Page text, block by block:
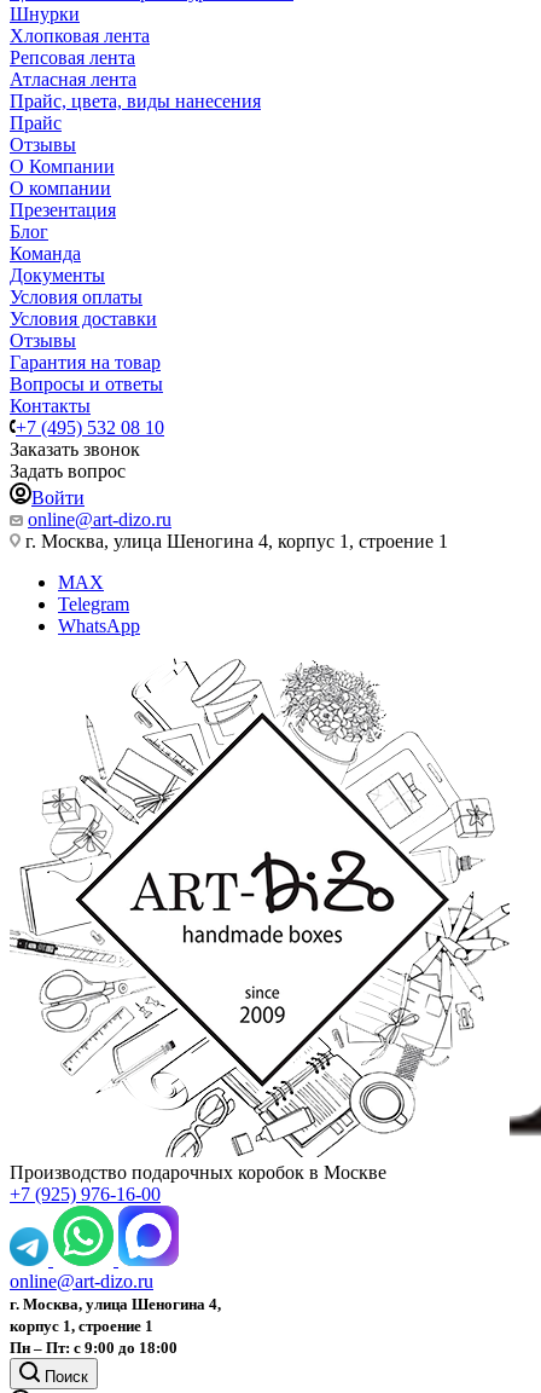
Шнурки
Хлопковая лента
Репсовая лента
Атласная лента
Прайс, цвета, виды нанесения
Прайс
Отзывы
О Компании
О компании
Презентация
Блог
Команда
Документы
Условия оплаты
Условия доставки
Отзывы
Гарантия на товар
Вопросы и ответы
Контакты
+7 (495) 532 08 10
Заказать звонок
Задать вопрос
Войти
online@art-dizo.ru
г. Москва, улица Шеногина 4, корпус 1, строение 1
MAX
Telegram
WhatsApp
Производство подарочных коробок в Москве
+7 (925) 976-16-00
online@art-dizo.ru
г. Москва, улица Шеногина 4,
корпус 1, строение 1
Пн – Пт: с 9:00 до 18:00
Поиск